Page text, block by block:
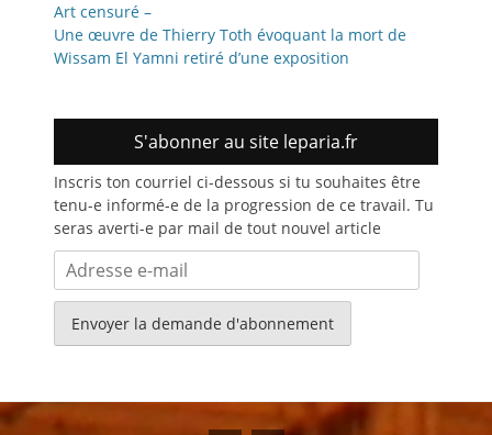
Art censuré –
Une œuvre de Thierry Toth évoquant la mort de
Wissam El Yamni retiré d’une exposition
S'abonner au site leparia.fr
Inscris ton courriel ci-dessous si tu souhaites être
tenu-e informé-e de la progression de ce travail. Tu
seras averti-e par mail de tout nouvel article
Adresse
e-
mail